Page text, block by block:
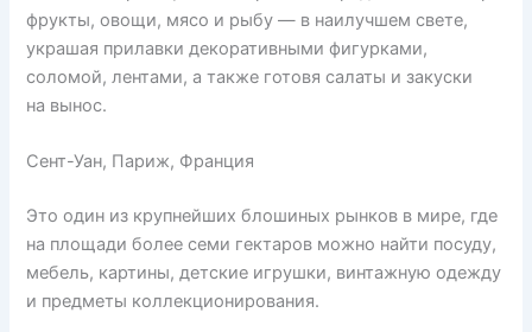
фрукты, овощи, мясо и рыбу — в наилучшем свете,
украшая прилавки декоративными фигурками,
соломой, лентами, а также готовя салаты и закуски
на вынос.
Сент-Уан, Париж, Франция
Это один из крупнейших блошиных рынков в мире, где
на площади более семи гектаров можно найти посуду,
мебель, картины, детские игрушки, винтажную одежду
и предметы коллекционирования.